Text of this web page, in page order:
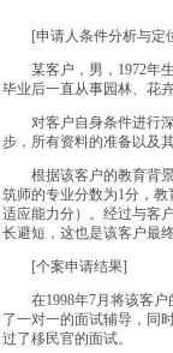
[申请人条件分析与定
某客户，男，1972年生
毕业后一直从事园林、花
对客户自身条件进行深
步，所有资料的准备以及
根据该客户的教育背景
筑师的专业分数为1分，
适应能力分）。经过与客
长避短，这也是该客户最
[个案申请结果]
在1998年7月将该客户
了一对一的面试辅导，同
过了移民官的面试。